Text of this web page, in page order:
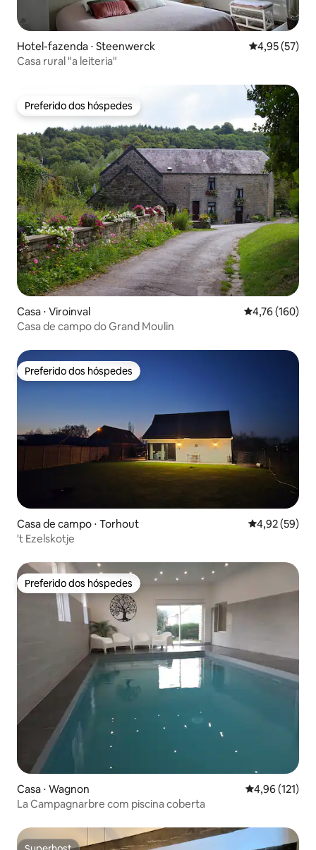
Hotel-fazenda ⋅ Steenwerck 4,95 de uma
4,95 (57)
Casa rural "a leiteria"
Preferido dos hóspedes
Preferido dos hóspedes
Casa ⋅ Viroinval 4,76 de uma
4,76 (160)
Casa de campo do Grand Moulin
Preferido dos hóspedes
Preferido dos hóspedes
Casa de campo ⋅ Torhout 4,92 de uma
4,92 (59)
't Ezelskotje
Preferido dos hóspedes
Preferido dos hóspedes
Casa ⋅ Wagnon 4,96 de uma
4,96 (121)
La Campagnarbre com piscina coberta